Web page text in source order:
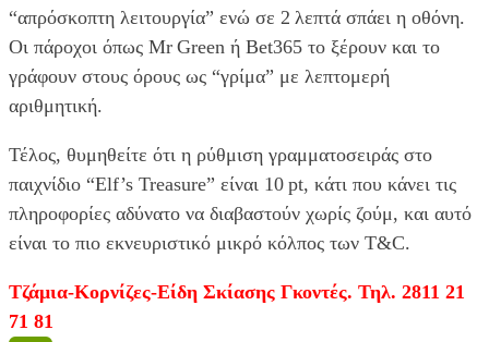
“απρόσκοπτη λειτουργία” ενώ σε 2 λεπτά σπάει η οθόνη.
Οι πάροχοι όπως Mr Green ή Bet365 το ξέρουν και το
γράφουν στους όρους ως “γρίμα” με λεπτομερή
αριθμητική.
Τέλος, θυμηθείτε ότι η ρύθμιση γραμματοσειράς στο
παιχνίδιο “Elf’s Treasure” είναι 10 pt, κάτι που κάνει τις
πληροφορίες αδύνατο να διαβαστούν χωρίς ζούμ, και αυτό
είναι το πιο εκνευριστικό μικρό κόλπος των T&C.
Τζάμια-Κορνίζες-Είδη Σκίασης Γκοντές. Τηλ. 2811 21
71 81